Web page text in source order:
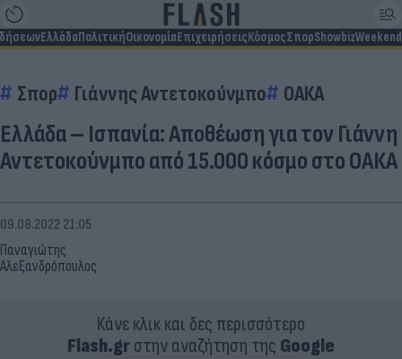
ΕλλάδαΠολιτικήΟικονομίαΕπιχειρήσειςΚόσμοςΣπορShowbizWeekend
Σπορ Γιάννης Αντετοκούνμπο ΟΑΚΑ
Ελλάδα – Ισπανία: Αποθέωση για τον Γιάννη
Αντετοκούνμπο από 15.000 κόσμο στο ΟΑΚΑ
Παναγιώτης
Αλεξανδρόπουλος
09.08.2022 21:05
Κάνε κλικ και δες περισσότερο
Flash.grστην αναζήτηση της Google